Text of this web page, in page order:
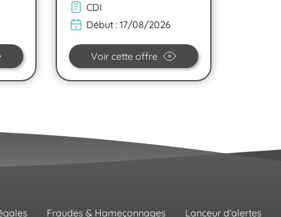
CDI
Début : 17/08/2026
Voir cette offre
Fraudes & Hameçonnages Lanceur d'alertes